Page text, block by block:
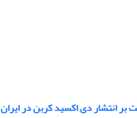
بر انتشار دی اکسید کربن در ایران